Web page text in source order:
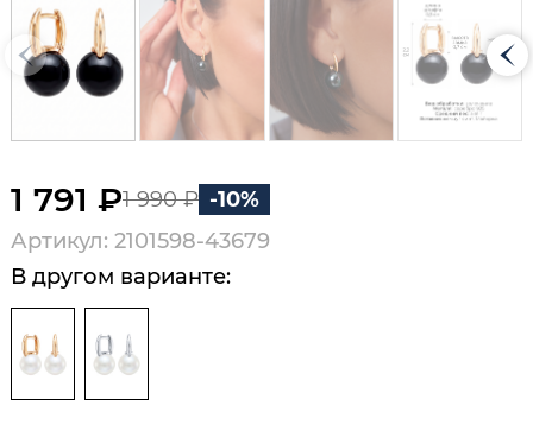
1 791 ₽1 990 ₽ -10%
Артикул: 2101598-43679
В другом варианте: